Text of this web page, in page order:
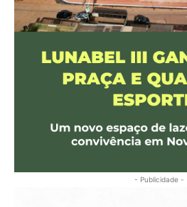
- Publicidade -